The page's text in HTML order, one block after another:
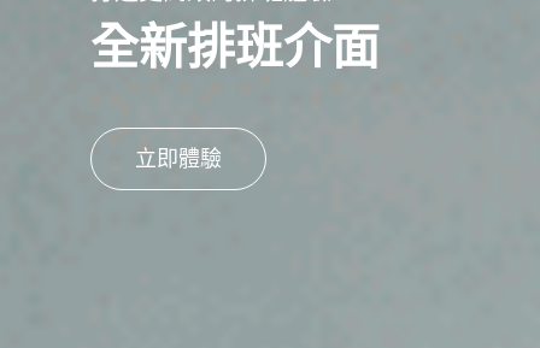
人事管理系統
免費試用